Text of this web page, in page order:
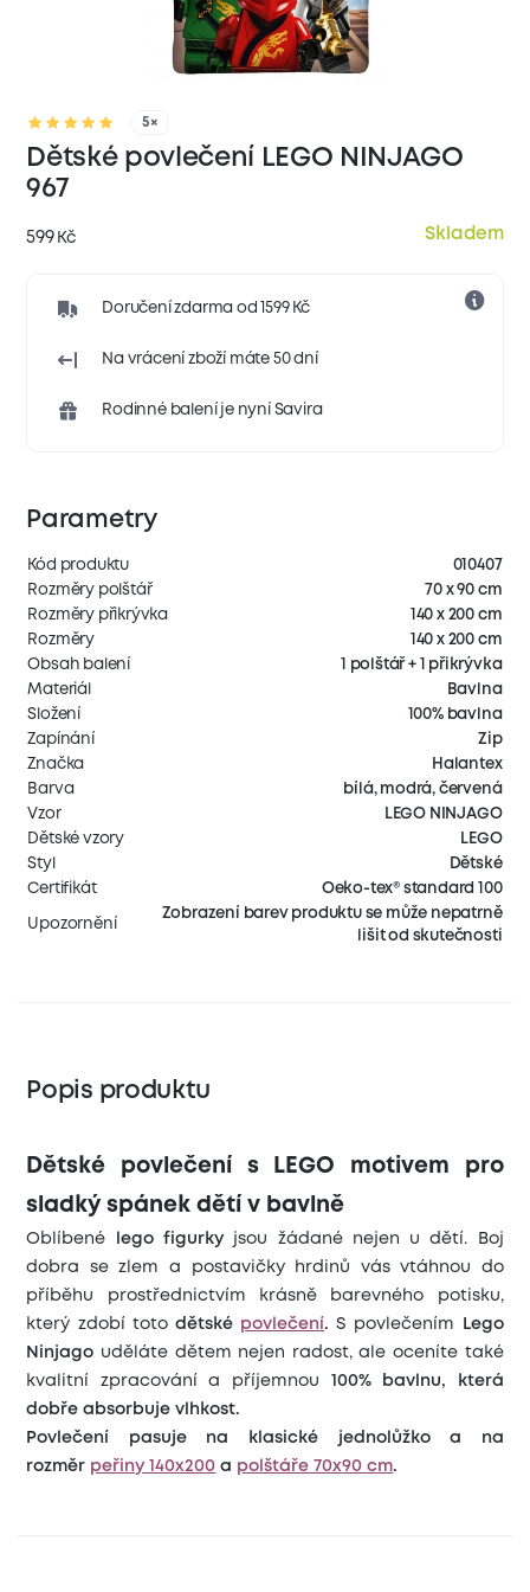
5×
Dětské povlečení LEGO NINJAGO
967
599 Kč Skladem
Doručení zdarma od 1599 Kč
Na vrácení zboží máte 50 dní
Rodinné balení je nyní Savira
Parametry
Kód produktu
010407
Rozměry polštář
70 x 90 cm
Rozměry přikrývka
140 x 200 cm
Rozměry
140 x 200 cm
Obsah balení
1 polštář + 1 přikrývka
Materiál
Bavlna
Složení
100% bavlna
Zapínání
Zip
Značka
Halantex
Barva
bílá, modrá, červená
Vzor
LEGO NINJAGO
Dětské vzory
LEGO
Styl
Dětské
Certifikát
Oeko-tex® standard 100
Upozornění
Zobrazení barev produktu se může nepatrně
lišit od skutečnosti
Popis produktu
Dětské povlečení s LEGO motivem pro
sladký spánek dětí v bavlně
Oblíbené lego figurkyjsou žádané nejen u dětí. Boj
dobra se zlem a postavičky hrdinů vás vtáhnou do
příběhu prostřednictvím krásně barevného potisku,
který zdobí toto dětské povlečení . S povlečením
Lego
Ninjago uděláte dětem nejen radost, ale oceníte také
kvalitní zpracování a příjemnou
100% bavlnu, která
dobře absorbuje vlhkost.
Povlečení pasuje na klasické jednolůžko a na
rozměr peřiny 140x200 a polštáře 70x90 cm.